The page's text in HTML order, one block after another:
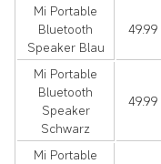
Mi Portable
Bluetooth
Speaker Blau
49.99
Mi Portable
Bluetooth
Speaker
Schwarz
49.99
Mi Portable